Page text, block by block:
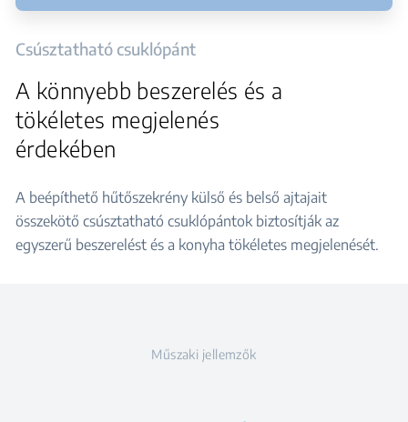
Csúsztatható csuklópánt
A könnyebb beszerelés és a
tökéletes megjelenés
érdekében
A beépíthető hűtőszekrény külső és belső ajtajait
összekötő csúsztatható csuklópántok biztosítják az
egyszerű beszerelést és a konyha tökéletes megjelenését.
Műszaki jellemzők